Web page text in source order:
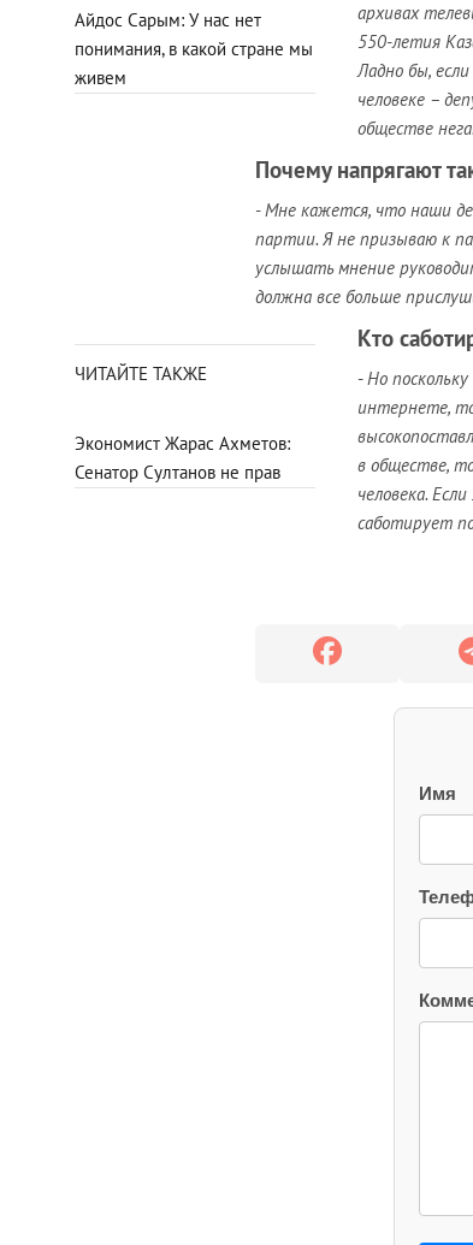
Айдос Сарым: У нас нет
понимания, в какой стране мы
живем
архивах
550-летия
Ладно бы,
человеке –
обществе
Почему напрягают
-Мне кажется, что наши
партии. Я не призываю к
услышать мнение
должна все больше
ЧИТАЙТЕ ТАКЖЕ
Экономист Жарас Ахметов:
Сенатор Султанов не прав
Кто
-Но
интернете,
в обществе,
человека.
саботирует
Имя